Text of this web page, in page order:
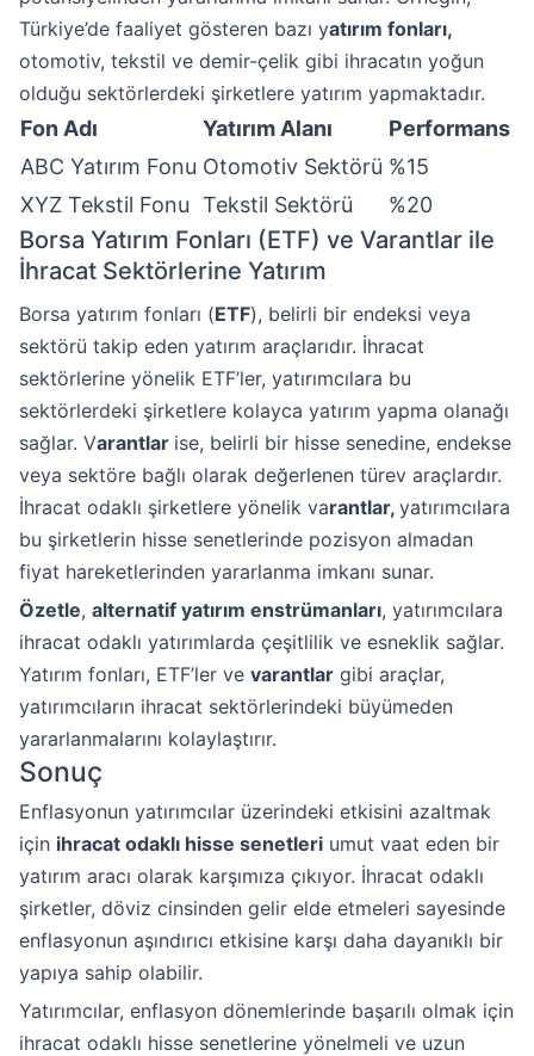
Türkiye’de faaliyet gösteren bazı yatırım fonları,
otomotiv, tekstil ve demir-çelik gibi ihracatın yoğun
olduğu sektörlerdeki şirketlere yatırım yapmaktadır.
Fon Adı Yatırım Alanı
Performans
ABC Yatırım Fonu Otomotiv Sektörü %15
XYZ Tekstil Fonu Tekstil Sektörü %20
Borsa Yatırım Fonları (ETF) ve Varantlar ile
İhracat Sektörlerine Yatırım
Borsa yatırım fonları (ETF), belirli bir endeksi veya
sektörü takip eden yatırım araçlarıdır. İhracat
sektörlerine yönelik ETF’ler, yatırımcılara bu
sektörlerdeki şirketlere kolayca yatırım yapma olanağı
sağlar. Varantlar ise, belirli bir hisse senedine, endekse
veya sektöre bağlı olarak değerlenen türev araçlardır.
İhracat odaklı şirketlere yönelik varantlar, yatırımcılara
bu şirketlerin hisse senetlerinde pozisyon almadan
fiyat hareketlerinden yararlanma imkanı sunar.
Özetle, alternatif yatırım enstrümanları, yatırımcılara
ihracat odaklı yatırımlarda çeşitlilik ve esneklik sağlar.
Yatırım fonları, ETF’ler ve varantlar gibi araçlar,
yatırımcıların ihracat sektörlerindeki büyümeden
yararlanmalarını kolaylaştırır.
Sonuç
Enflasyonun yatırımcılar üzerindeki etkisini azaltmak
için ihracat odaklı hisse senetleri umut vaat eden bir
yatırım aracı olarak karşımıza çıkıyor. İhracat odaklı
şirketler, döviz cinsinden gelir elde etmeleri sayesinde
enflasyonun aşındırıcı etkisine karşı daha dayanıklı bir
yapıya sahip olabilir.
Yatırımcılar, enflasyon dönemlerinde başarılı olmak için
ihracat odaklı hisse senetlerine yönelmeli ve uzun